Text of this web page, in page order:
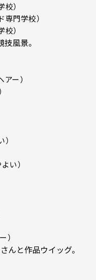
）
門学校）
）
風景。
ー）
い）
）
んと作品ウイッグ。